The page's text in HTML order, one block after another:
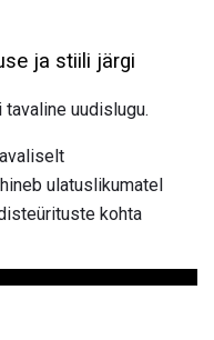
ja stiili järgi
uudislugu.
ulatuslikumatel
kohta